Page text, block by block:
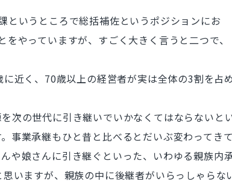
というところで総括補佐というポジションにお
やっていますが、すごく大きく言うと二つで、
近く、70歳以上の経営者が実は全体の3割を占め
次の世代に引き継いでいかなくてはならないと
事業承継もひと昔と比べるとだいぶ変わってきて
や娘さんに引き継ぐといった、いわゆる親族内
いますが、親族の中に後継者がいらっしゃらな